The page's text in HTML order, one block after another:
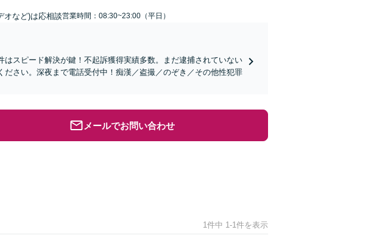
オなど)は応相談営業時間：08:30~23:00（平日）
はスピード解決が鍵！不起訴獲得実績多数。まだ逮捕されていない
さい。深夜まで電話受付中！痴漢／盗撮／のぞき／その他性犯罪
メールでお問い合わせ
1件中 1-1件を表示